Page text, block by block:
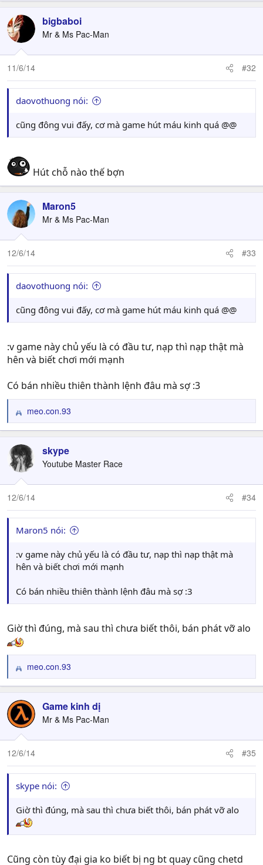
bigbaboi
Mr & Ms Pac-Man
11/6/14 #32
daovothuong nói:
cũng đông vui đấy, cơ mà game hút máu kinh quá @@
Hút chỗ nào thế bợn
Maron5
Mr & Ms Pac-Man
12/6/14 #33
daovothuong nói:
cũng đông vui đấy, cơ mà game hút máu kinh quá @@
:v game này chủ yếu là có đầu tư, nạp thì nạp thật mà
hên và biết chơi mới mạnh
Có bán nhiều thiên thành lệnh đâu mà sợ :3
R
e
c
t
i
o
n
:
meo.con.93
skype
Youtube Master Race
12/6/14 #34
Maron5 nói:
:v game này chủ yếu là có đầu tư, nạp thì nạp thật mà
hên và biết chơi mới mạnh
Có bán nhiều thiên thành lệnh đâu mà sợ :3
Giờ thì đúng, mà sau thì chưa biết thôi, bán phát vỡ alo
R
e
c
t
i
o
n
:
meo.con.93
Game kinh dị
Mr & Ms Pac-Man
12/6/14 #35
skype nói:
Giờ thì đúng, mà sau thì chưa biết thôi, bán phát vỡ alo
Cũng còn tùy đại gia ko biết bị ng bt quay cũng chetd